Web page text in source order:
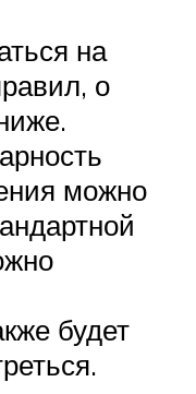
на
о
можно
будет